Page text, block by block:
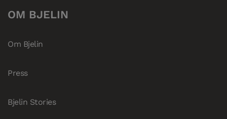
OM BJELIN
Om Bjelin
Press
Bjelin Stories